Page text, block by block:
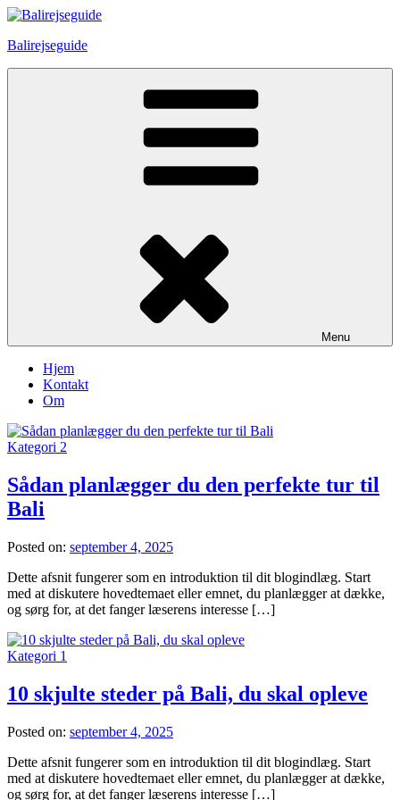
Skip
content
Balirejseguide
Menu
Hjem
Kontakt
Om
Kategori 2
Sådan planlægger du den perfekte tur til
Bali
Posted on: september 4, 2025
Dette afsnit fungerer som en introduktion til dit blogindlæg. Start
med at diskutere hovedtemaet eller emnet, du planlægger at dække,
og sørg for, at det fanger læserens interesse […]
Kategori 1
10 skjulte steder på Bali, du skal opleve
Posted on: september 4, 2025
Dette afsnit fungerer som en introduktion til dit blogindlæg. Start
med at diskutere hovedtemaet eller emnet, du planlægger at dække,
og sørg for, at det fanger læserens interesse […]